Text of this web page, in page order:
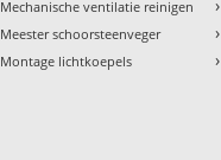
Mechanische ventilatie reinigen
Meester schoorsteenveger
Montage lichtkoepels
›
›
›